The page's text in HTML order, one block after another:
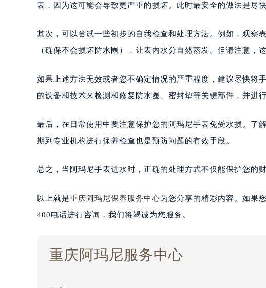
表，因为这可能会导致更严重的损坏。此时最安全的做法是尽
其次，可以尝试一些初步的自我检查和处理方法。例如，观察
（确保不会损坏防水圈），让表内水分自然蒸发。但请注意，
如果上述方法无效或者您不确定情况的严重程度，建议尽快将
的设备和技术来检测和修复防水圈、密封垫等关键部件，并进
最后，在日常使用中要注意保护您的阿玛尼手表免受水损。了
期到专业机构进行保养检查也是预防问题的有效手段。
总之，当阿玛尼手表进水时，正确的处理方式不仅能保护您的
以上就是重庆阿玛尼保养服务中心为您分享的精彩内容。如果
400电话进行咨询，我们将竭诚为您服务。
重庆阿玛尼服务中心